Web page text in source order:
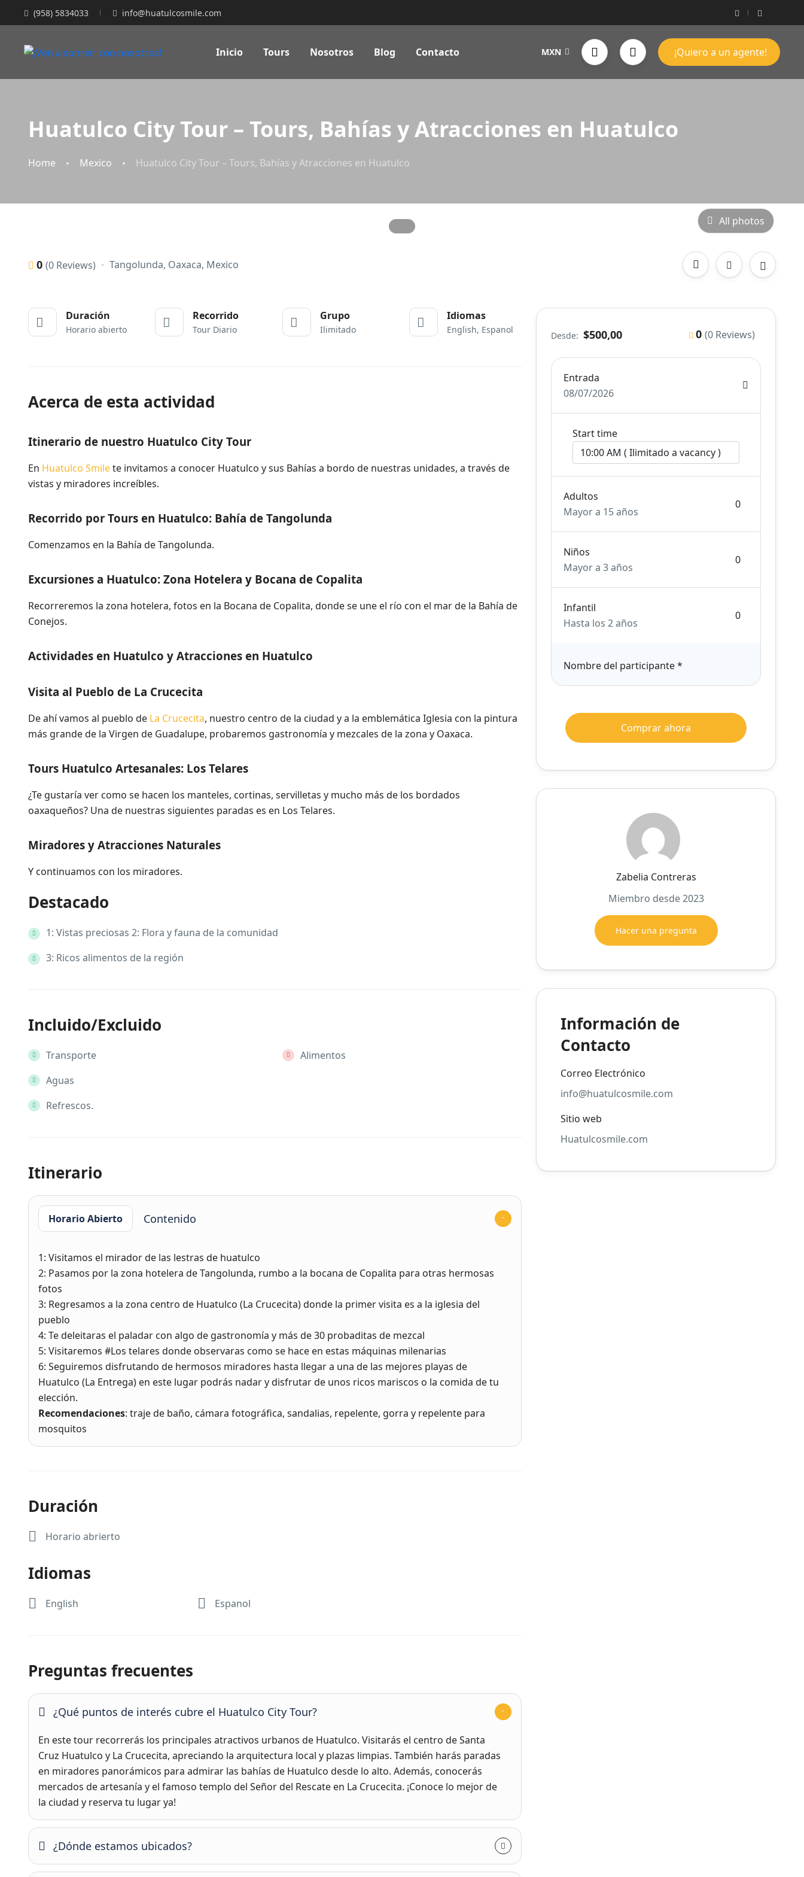
(958) 5834033 info@huatulcosmile.com
Inicio Tours Nosotros Blog Contacto MXN ¡Quiero a un agente!
Huatulco City Tour – Tours, Bahías y Atracciones en Huatulco
Home Mexico Huatulco City Tour – Tours, Bahías y Atracciones en Huatulco
All photos
0 (0 Reviews) Tangolunda, Oaxaca, Mexico
Duración
Horario abierto
Recorrido
Tour Diario
Grupo
Ilimitado
Idiomas
English, Espanol
Acerca de esta actividad
Itinerario de nuestro Huatulco City Tour
En Huatulco Smilete invitamos a conocer Huatulco y sus Bahías a bordo de nuestras unidades, a través de
vistas y miradores increíbles.
Recorrido por Tours en Huatulco: Bahía de Tangolunda
Comenzamos en la Bahía de Tangolunda.
Excursiones a Huatulco: Zona Hotelera y Bocana de Copalita
Recorreremos la zona hotelera, fotos en la Bocana de Copalita, donde se une el río con el mar de la Bahía de
Conejos.
Actividades en Huatulco y Atracciones en Huatulco
Visita al Pueblo de La Crucecita
De ahí vamos al pueblo de La Crucecita, nuestro centro de la ciudad y a la emblemática Iglesia con la pintura
más grande de la Virgen de Guadalupe, probaremos gastronomía y mezcales de la zona y Oaxaca.
Tours Huatulco Artesanales: Los Telares
¿Te gustaría ver como se hacen los manteles, cortinas, servilletas y mucho más de los bordados
oaxaqueños? Una de nuestras siguientes paradas es en Los Telares.
Miradores y Atracciones Naturales
Y continuamos con los miradores.
Destacado
1: Vistas preciosas 2: Flora y fauna de la comunidad
3: Ricos alimentos de la región
Incluido/Excluido
Transporte
Aguas
Refrescos.
Alimentos
Itinerario
Horario Abierto Contenido
1: Visitamos el mirador de las lestras de huatulco
2: Pasamos por la zona hotelera de Tangolunda, rumbo a la bocana de Copalita para otras hermosas
fotos
3: Regresamos a la zona centro de Huatulco (La Crucecita) donde la primer visita es a la iglesia del
pueblo
4: Te deleitaras el paladar con algo de gastronomía y más de 30 probaditas de mezcal
5: Visitaremos #Los telares donde observaras como se hace en estas máquinas milenarias
6: Seguiremos disfrutando de hermosos miradores hasta llegar a una de las mejores playas de
Huatulco (La Entrega) en este lugar podrás nadar y disfrutar de unos ricos mariscos o la comida de tu
elección.
Recomendaciones: traje de baño, cámara fotográfica, sandalias, repelente, gorra y repelente para
mosquitos
Duración
Horario abrierto
Idiomas
English Espanol
Preguntas frecuentes
¿Qué puntos de interés cubre el Huatulco City Tour?
En este tour recorrerás los principales atractivos urbanos de Huatulco. Visitarás el centro de Santa
Cruz Huatulco y La Crucecita, apreciando la arquitectura local y plazas limpias. También harás paradas
en miradores panorámicos para admirar las bahías de Huatulco desde lo alto. Además, conocerás
mercados de artesanía y el famoso templo del Señor del Rescate en La Crucecita. ¡Conoce lo mejor de
la ciudad y reserva tu lugar ya!
¿Dónde estamos ubicados?
Desde: $500,00 0 (0 Reviews)
Entrada
08/07/2026
Start time
Adultos
Mayor a 15 años
Niños
Mayor a 3 años
Infantil
Hasta los 2 años
Nombre del participante*
Comprar ahora
Zabelia Contreras
Miembro desde 2023
Hacer una pregunta
Información de
Contacto
Correo Electrónico
info@huatulcosmile.com
Sitio web
Huatulcosmile.com